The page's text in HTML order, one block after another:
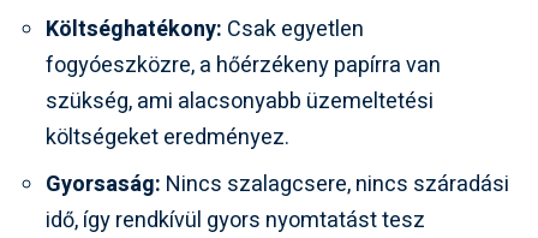
Költséghatékony: Csak egyetlen
fogyóeszközre, a hőérzékeny papírra van
szükség, ami alacsonyabb üzemeltetési
költségeket eredményez.
Gyorsaság: Nincs szalagcsere, nincs száradási
idő, így rendkívül gyors nyomtatást tesz